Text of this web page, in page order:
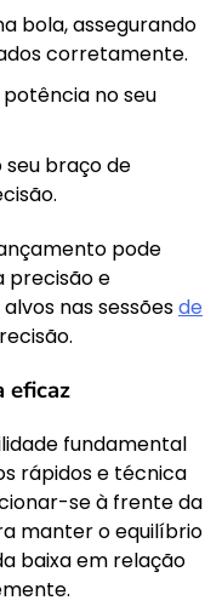
bola, assegurando
corretamente.
no seu
braço de
pode
precisão e
nas sessõesde
eficaz
fundamental
rápidos e técnica
se à frente da
manter o equilíbrio
baixa em relação